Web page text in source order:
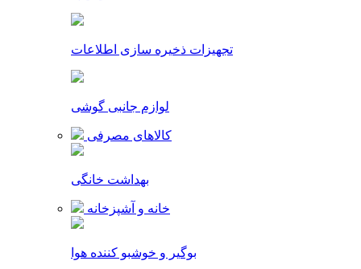
تجهیزات ذخیره سازی اطلاعات
لوازم جانبی گوشی
کالاهای مصرفی
بهداشت خانگی
خانه و آشپزخانه
بوگیر و خوشبو کننده هوا